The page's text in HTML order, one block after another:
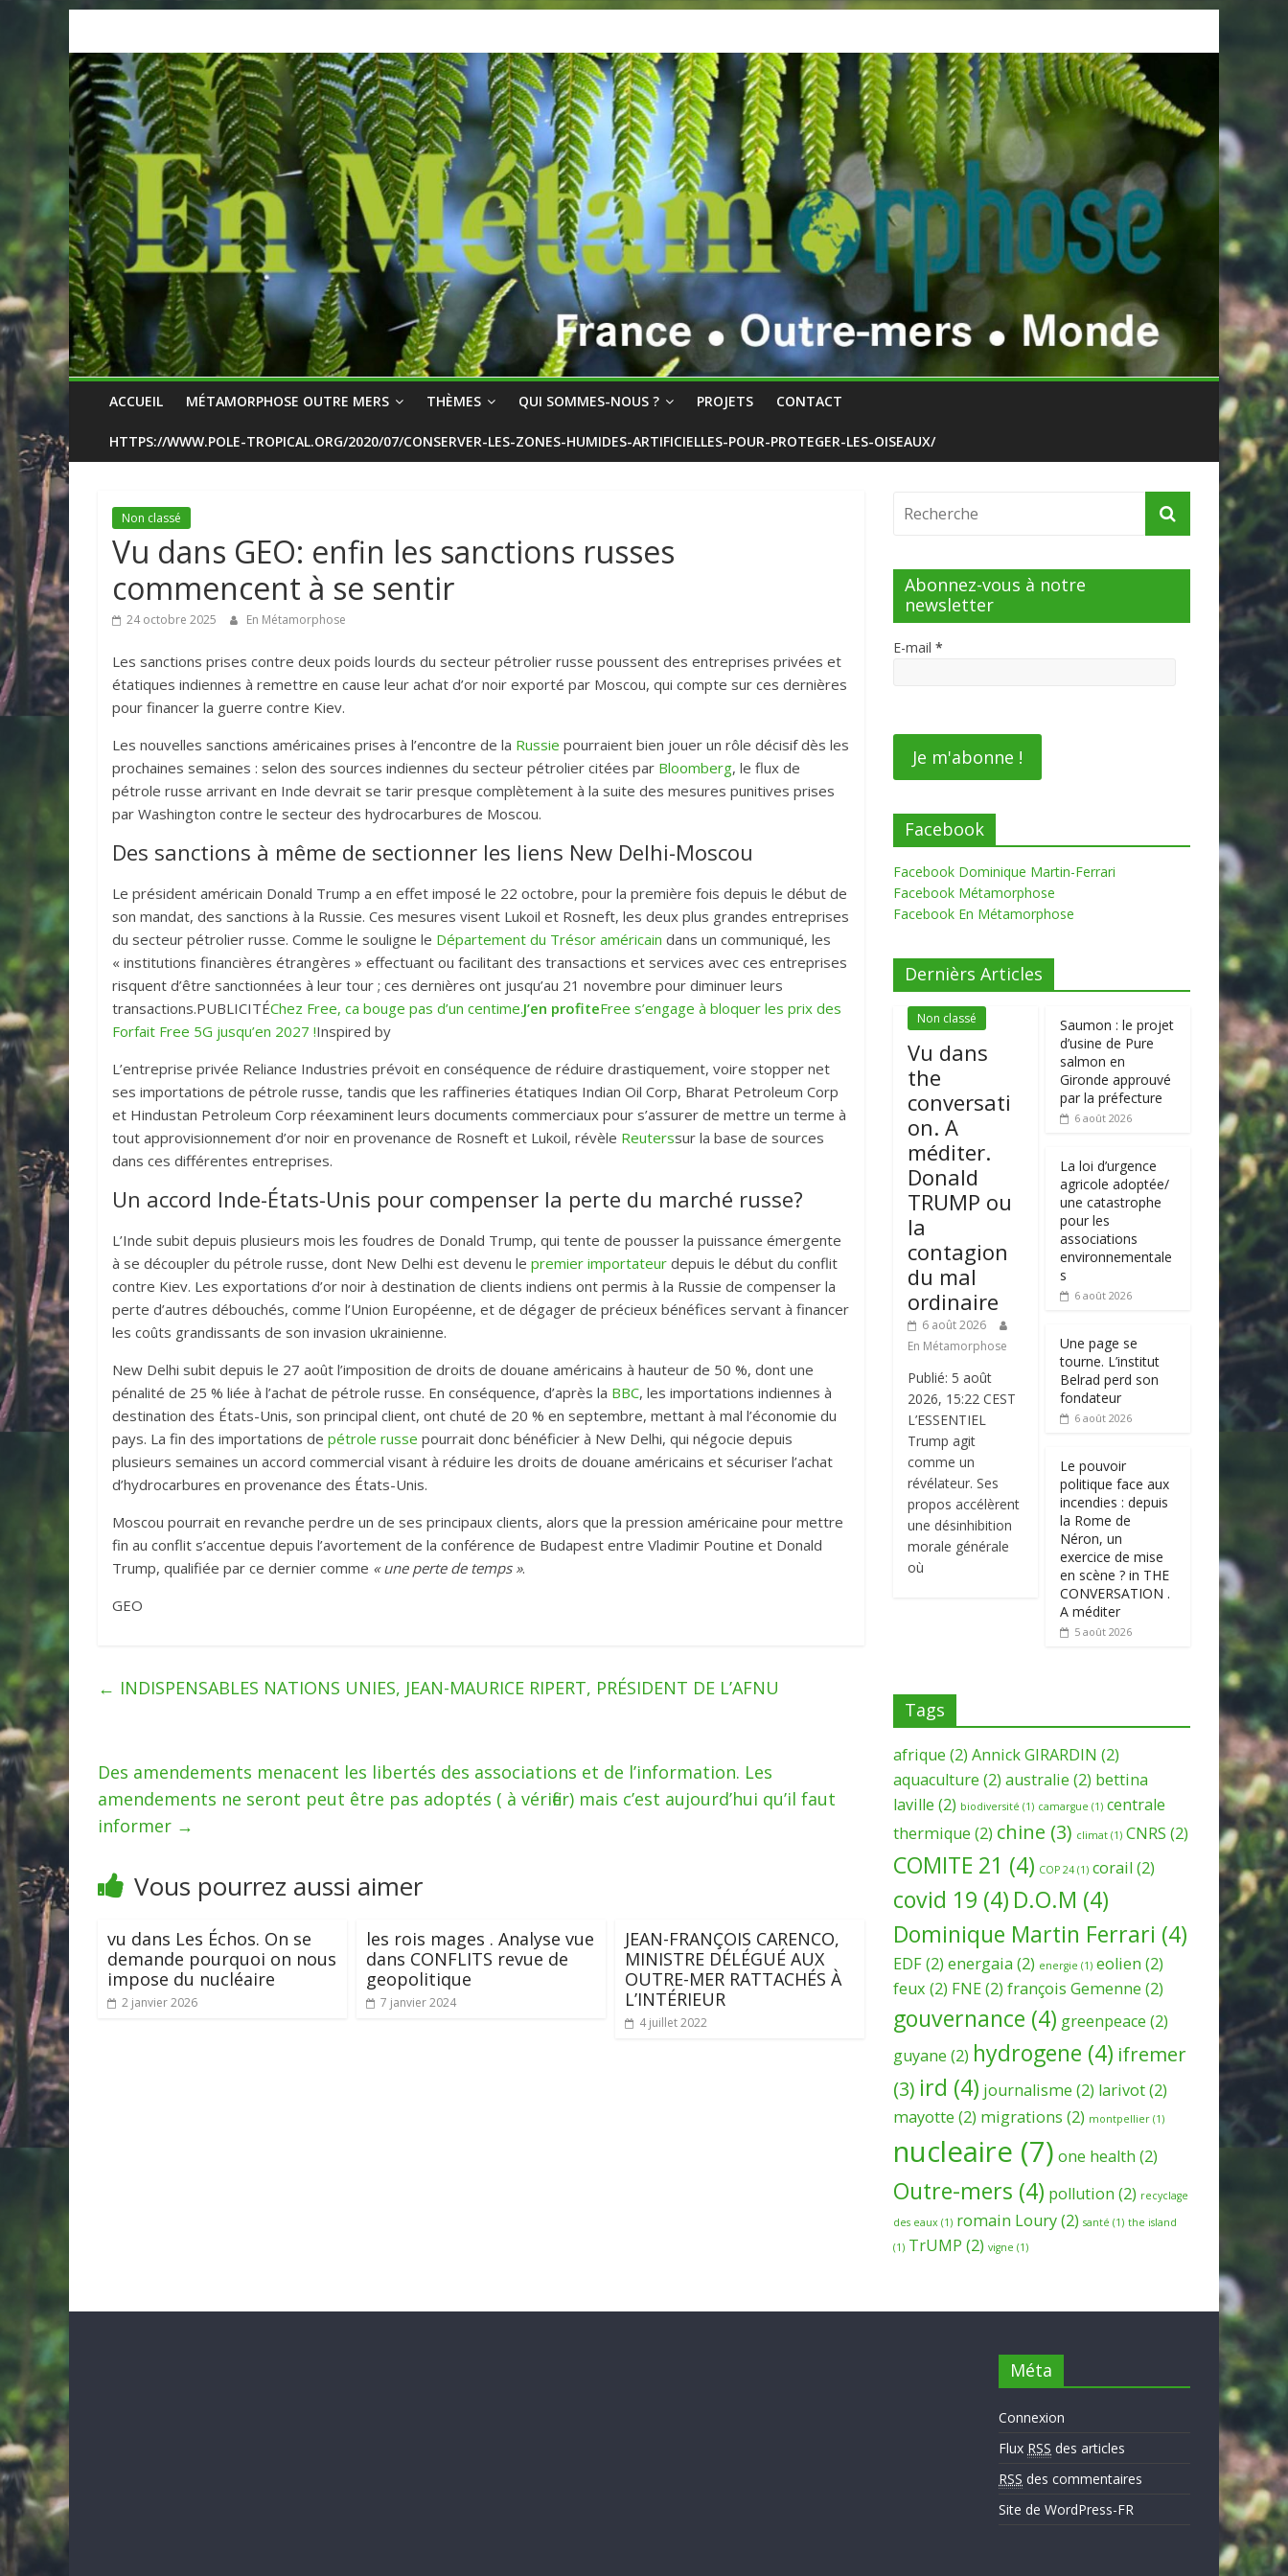
content
ACCUEIL MÉTAMORPHOSE OUTRE MERS THÈMES QUI SOMMES-NOUS ? PROJETS CONTACT
HTTPS://WWW.POLE-TROPICAL.ORG/2020/07/CONSERVER-LES-ZONES-HUMIDES-ARTIFICIELLES-POUR-PROTEGER-LES-OISEAUX/
Non classé
Vu dans GEO: enfin les sanctions russes
commencent à se sentir
24 octobre 2025 En Métamorphose
Les sanctions prises contre deux poids lourds du secteur pétrolier russe poussent des entreprises privées et
étatiques indiennes à remettre en cause leur achat d’or noir exporté par Moscou, qui compte sur ces dernières
pour financer la guerre contre Kiev.
Les nouvelles sanctions américaines prises à l’encontre de la Russie pourraient bien jouer un rôle décisif dès les
prochaines semaines : selon des sources indiennes du secteur pétrolier citées par Bloomberg, le flux de
pétrole russe arrivant en Inde devrait se tarir presque complètement à la suite des mesures punitives prises
par Washington contre le secteur des hydrocarbures de Moscou.
Des sanctions à même de sectionner les liens New Delhi-Moscou
Le président américain Donald Trump a en effet imposé le 22 octobre, pour la première fois depuis le début de
son mandat, des sanctions à la Russie. Ces mesures visent Lukoil et Rosneft, les deux plus grandes entreprises
du secteur pétrolier russe. Comme le souligne le Département du Trésor américain dans un communiqué, les
« institutions financières étrangères » effectuant ou facilitant des transactions et services avec ces entreprises
risquent d’être sanctionnées à leur tour ; ces dernières ont jusqu’au 21 novembre pour diminuer leurs
transactions.PUBLICITÉChez Free, ca bouge pas d’un centime.J’en profiteFree s’engage à bloquer les prix des
Forfait Free 5G jusqu’en 2027 !Inspired by
L’entreprise privée Reliance Industries prévoit en conséquence de réduire drastiquement, voire stopper net
ses importations de pétrole russe, tandis que les raffineries étatiques Indian Oil Corp, Bharat Petroleum Corp
et Hindustan Petroleum Corp réexaminent leurs documents commerciaux pour s’assurer de mettre un terme à
tout approvisionnement d’or noir en provenance de Rosneft et Lukoil, révèle Reuterssur la base de sources
dans ces différentes entreprises.
Un accord Inde-États-Unis pour compenser la perte du marché russe?
L’Inde subit depuis plusieurs mois les foudres de Donald Trump, qui tente de pousser la puissance émergente
à se découpler du pétrole russe, dont New Delhi est devenu le premier importateur depuis le début du conflit
contre Kiev. Les exportations d’or noir à destination de clients indiens ont permis à la Russie de compenser la
perte d’autres débouchés, comme l’Union Européenne, et de dégager de précieux bénéfices servant à financer
les coûts grandissants de son invasion ukrainienne.
New Delhi subit depuis le 27 août l’imposition de droits de douane américains à hauteur de 50 %, dont une
pénalité de 25 % liée à l’achat de pétrole russe. En conséquence, d’après la BBC, les importations indiennes à
destination des États-Unis, son principal client, ont chuté de 20 % en septembre, mettant à mal l’économie du
pays. La fin des importations de pétrole russe pourrait donc bénéficier à New Delhi, qui négocie depuis
plusieurs semaines un accord commercial visant à réduire les droits de douane américains et sécuriser l’achat
d’hydrocarbures en provenance des États-Unis.
Moscou pourrait en revanche perdre un de ses principaux clients, alors que la pression américaine pour mettre
fin au conflit s’accentue depuis l’avortement de la conférence de Budapest entre Vladimir Poutine et Donald
Trump, qualifiée par ce dernier comme « une perte de temps ».
GEO
← INDISPENSABLES NATIONS UNIES , JEAN-MAURICE RIPERT, PRÉSIDENT DE L’AFNU
Des amendements menacent les libertés des associations et de l’information. Les
amendements ne seront peut être pas adoptés ( à vérifier) mais c’est aujourd’hui qu’il faut
informer →
Vous pourrez aussi aimer
vu dans Les Échos. On se
demande pourquoi on nous
impose du nucléaire
2 janvier 2026
les rois mages . Analyse vue
dans CONFLITS revue de
geopolitique
7 janvier 2024
JEAN-FRANÇOIS CARENCO,
MINISTRE DÉLÉGUÉ AUX
OUTRE-MER RATTACHÉS À
L’INTÉRIEUR
4 juillet 2022
Abonnez-vous à notre
newsletter
E-mail *
Facebook
Facebook Dominique Martin-Ferrari
Facebook Métamorphose
Facebook En Métamorphose
Dernièrs Articles
Non classé
Vu dans
the
conversati
on. A
méditer.
Donald
TRUMP ou
la
contagion
du mal
ordinaire
6 août 2026
En Métamorphose
Publié: 5 août
2026, 15:22 CEST
L’ESSENTIEL
Trump agit
comme un
révélateur. Ses
propos accélèrent
une désinhibition
morale générale
où
Saumon : le projet
d’usine de Pure
salmon en
Gironde approuvé
par la préfecture
6 août 2026
La loi d’urgence
agricole adoptée/
une catastrophe
pour les
associations
environnementale
s
6 août 2026
Une page se
tourne. L’institut
Belrad perd son
fondateur
6 août 2026
Le pouvoir
politique face aux
incendies : depuis
la Rome de
Néron, un
exercice de mise
en scène ? in THE
CONVERSATION .
A méditer
5 août 2026
Tags
afrique (2) Annick GIRARDIN (2)
aquaculture (2) australie (2) bettina
laville (2) biodiversité (1) camargue (1) centrale
thermique (2) chine (3) climat (1) CNRS (2)
COMITE 21 (4) COP 24 (1) corail (2)
covid 19 (4) D.O.M (4)
Dominique Martin Ferrari (4)
EDF(2) energaia (2) energie (1) eolien (2)
feux (2) FNE(2) françois Gemenne (2)
gouvernance (4) greenpeace (2)
guyane (2) hydrogene (4) ifremer
(3) ird (4) journalisme (2) larivot(2)
mayotte (2) migrations (2) montpellier (1)
nucleaire (7) one health (2)
Outre-mers (4) pollution (2) recyclage
des eaux (1) romain Loury(2) santé (1) the island
(1) TrUMP (2) vigne (1)
Méta
Connexion
Flux RSS des articles
RSS des commentaires
Site de WordPress-FR